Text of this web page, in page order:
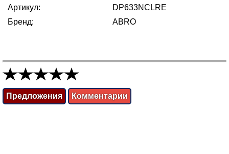
Артикул:
DP633NCLRE
Бренд:
ABRO
Предложения Комментарии